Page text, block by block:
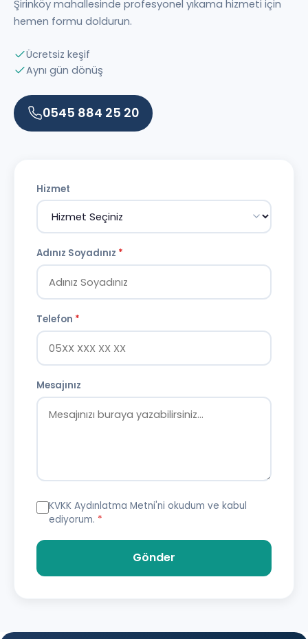
Şirinköy mahallesinde profesyonel yıkama hizmeti için
hemen formu doldurun.
Ücretsiz keşif
Aynı gün dönüş
0545 884 25 20
Hizmet
Adınız Soyadınız *
Telefon *
Mesajınız
KVKK Aydınlatma Metni'ni okudum ve kabul
ediyorum. *
Gönder